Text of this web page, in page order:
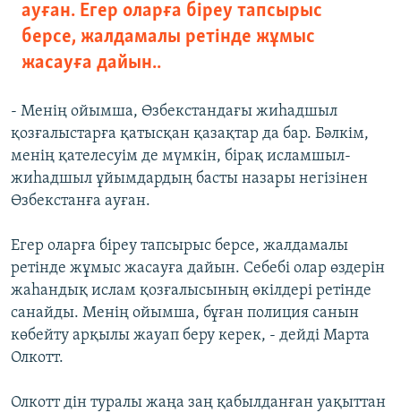
ауған. Егер оларға біреу тапсырыс
берсе, жалдамалы ретінде жұмыс
жасауға дайын..
- Менің ойымша, Өзбекстандағы жиһадшыл
қозғалыстарға қатысқан қазақтар да бар. Бәлкім,
менің қателесуім де мүмкін, бірақ исламшыл-
жиһадшыл ұйымдардың басты назары негізінен
Өзбекстанға ауған.
Егер оларға біреу тапсырыс берсе, жалдамалы
ретінде жұмыс жасауға дайын. Себебі олар өздерін
жаһандық ислам қозғалысының өкілдері ретінде
санайды. Менің ойымша, бұған полиция санын
көбейту арқылы жауап беру керек, - дейді Марта
Олкотт.
Олкотт дін туралы жаңа заң қабылданған уақыттан